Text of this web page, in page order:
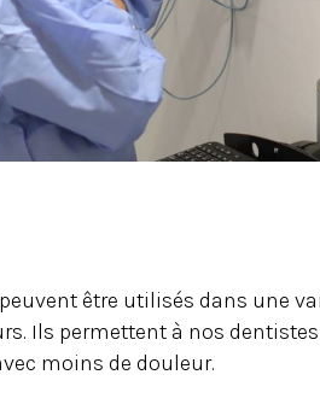
être utilisés dans une
Ils permettent à nos
moins de douleur.